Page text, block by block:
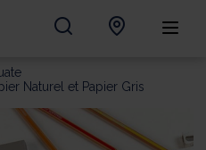
Naturel et Papier Gris